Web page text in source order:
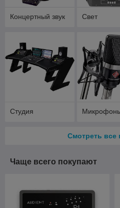
Концертный звук Свет
Студия
Смотреть все
Чаще всего покупают